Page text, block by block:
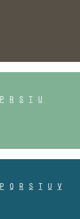
P R S T U
P Q R S T U
V